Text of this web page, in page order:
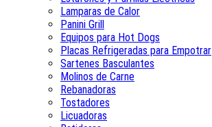
Lamparas de Calor
Panini Grill
Equipos para Hot Dogs
Placas Refrigeradas para Empotrar
Sartenes Basculantes
Molinos de Carne
Rebanadoras
Tostadores
Licuadoras